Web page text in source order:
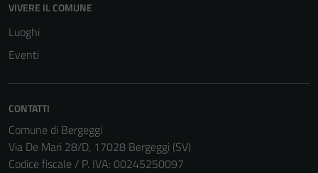
VIVERE IL COMUNE
Luoghi
Eventi
CONTATTI
Comune di Bergeggi
Via De Mari 28/D, 17028 Bergeggi (SV)
Codice fiscale / P. IVA: 00245250097